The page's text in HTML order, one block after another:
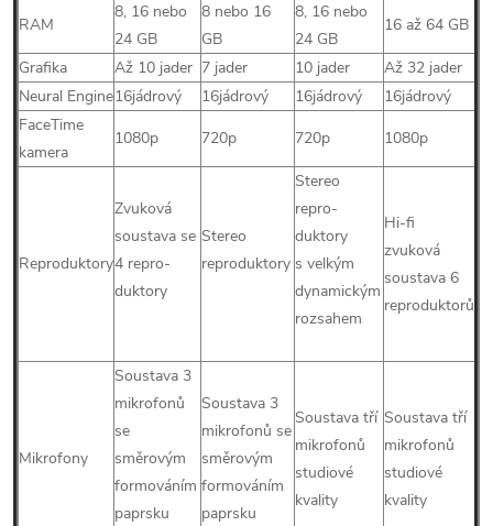
RAM
8, 16 nebo
24 GB
8 nebo 16
GB
8, 16 nebo
24 GB
16 až 64 GB
Grafika Až 10 jader 7 jader 10 jader
Až 32 jader
Neural Engine16jádrový 16jádrový 16jádrový
16jádrový
FaceTime
kamera
1080p 720p 720p 1080p
Reproduktory
Zvuková
soustava se
4 repro­
duktory
Stereo
reproduktory
Stereo
repro­
duktory
s velkým
dynamickým
rozsahem
Hi‑fi
zvuková
soustava 6
reproduktorů
Mikrofony
Soustava 3
mikrofonů
se
směrovým
formováním
paprsku
Soustava 3
mikrofonů se
směrovým
formováním
paprsku
Soustava tří
mikrofonů
studiové
kvality
Soustava tří
mikrofonů
studiové
kvality